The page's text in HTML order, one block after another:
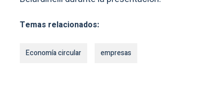
Temas relacionados:
Economía circular empresas